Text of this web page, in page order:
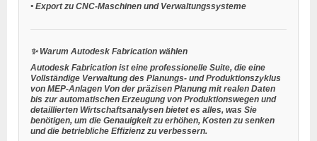
• Export zu CNC-Maschinen und Verwaltungssysteme
✨ Warum Autodesk Fabrication wählen
Autodesk Fabrication ist eine professionelle Suite, die eine
Vollständige Verwaltung des Planungs- und Produktionszyklus
von MEP-Anlagen Von der präzisen Planung mit realen Daten
bis zur automatischen Erzeugung von Produktionswegen und
detaillierten Wirtschaftsanalysen bietet es alles, was Sie
benötigen, um die Genauigkeit zu erhöhen, Kosten zu senken
und die betriebliche Effizienz zu verbessern.